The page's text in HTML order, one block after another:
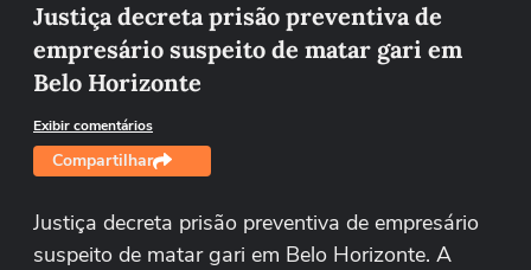
Justiça decreta prisão preventiva de
empresário suspeito de matar gari em
Belo Horizonte
Exibir comentários
Compartilhar
Justiça decreta prisão preventiva de empresário
suspeito de matar gari em Belo Horizonte. A